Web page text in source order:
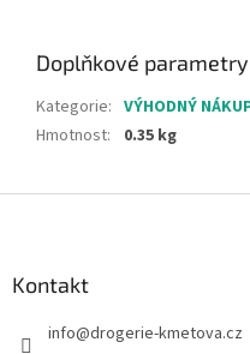
Doplňkové parametry
Kategorie: VÝHODNÝ
Hmotnost: 0.35 kg
Kontakt
info@drogerie-kmetova.cz